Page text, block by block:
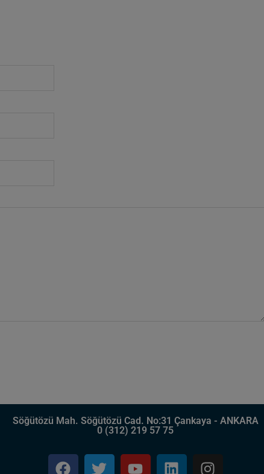
Söğütözü Mah. Söğütözü Cad. No:31 Çankaya - ANKARA
0 (312) 219 57 75